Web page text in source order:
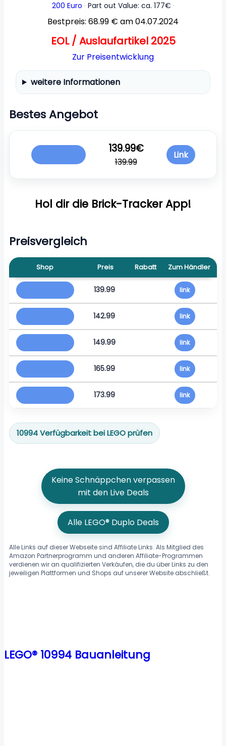
200 Euro Part out Value: ca. 177€
Bestpreis: 68.99 € am 04.07.2024
EOL / Auslaufartikel 2025
Zur Preisentwicklung
weitere Informationen
Bestes Angebot
139.99€
139.99
Link
Hol dir die Brick-Tracker App!
Preisvergleich
Shop Preis Rabatt Zum Händler
139.99 link
142.99 link
149.99 link
165.99 link
173.99 link
10994 Verfügbarkeit bei LEGO prüfen
Keine Schnäppchen verpassen
mit den Live Deals
Alle LEGO® Duplo Deals
Alle Links auf dieser Webseite sind Affiliate Links. Als Mitglied des
Amazon Partnerprogramm und anderen Affiliate-Programmen
verdienen wir an qualifizierten Verkäufen, die du über Links zu den
jeweiligen Plattformen und Shops auf unserer Website abschließt.
LEGO® 10994 Bauanleitung